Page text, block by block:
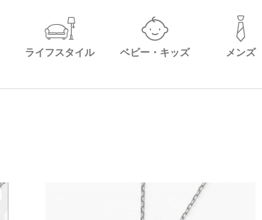
ライフスタイル ベビー・キッズ メンズ